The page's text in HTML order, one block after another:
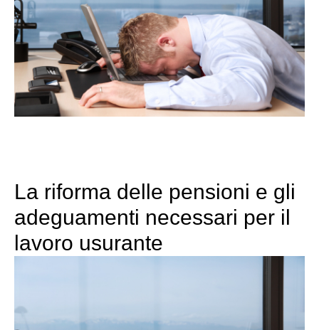
La riforma delle pensioni e gli
adeguamenti necessari per il
lavoro usurante